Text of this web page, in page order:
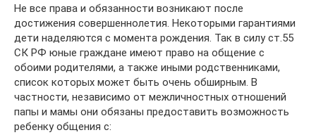
Не все права и обязанности возникают после
достижения совершеннолетия. Некоторыми гарантиями
дети наделяются с момента рождения. Так в силу ст.55
СК РФ юные граждане имеют право на общение с
обоими родителями, а также иными родственниками,
список которых может быть очень обширным. В
частности, независимо от межличностных отношений
папы и мамы они обязаны предоставить возможность
ребенку общения с: